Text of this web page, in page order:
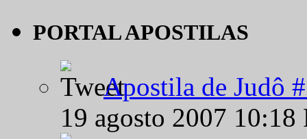
PORTAL APOSTILAS
Apostila de Judô
19 agosto 2007